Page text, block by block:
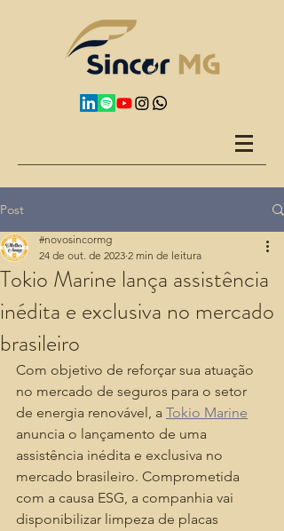
Post
Tokio Marine lança assistência
inédita e exclusiva no mercado
brasileiro
#novosincormg
24 de out. de 2023 2 min de leitura
Com objetivo de reforçar sua atuação
no mercado de seguros para o setor
de energia renovável, a Tokio Marine
anuncia o lançamento de uma
assistência inédita e exclusiva no
mercado brasileiro. Comprometida
com a causa ESG, a companhia vai
disponibilizar limpeza de placas